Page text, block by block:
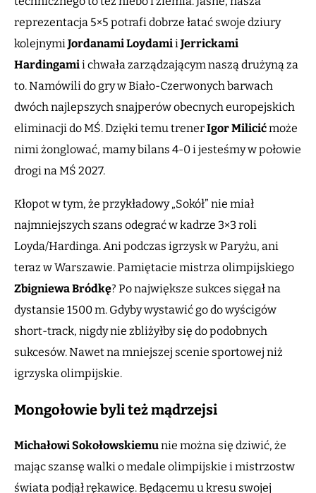
reprezentacja 5×5 potrafi dobrze łatać swoje dziury
kolejnymiJordanami LoydamiiJerrickami
Hardingamii chwała zarządzającym naszą drużyną za
to. Namówili do gry w Biało-Czerwonych barwach
dwóch najlepszych snajperów obecnych europejskich
eliminacji do MŚ. Dzięki temu trenerIgor Milicićmoże
nimi żonglować, mamy bilans 4-0 i jesteśmy w połowie
drogi na MŚ 2027.
Kłopot w tym, że przykładowy „Sokół” nie miał
najmniejszych szans odegrać w kadrze 3×3 roli
Loyda/Hardinga. Ani podczas igrzysk w Paryżu, ani
teraz w Warszawie. Pamiętacie mistrza olimpijskiego
Zbigniewa Bródkę? Po największe sukces sięgał na
dystansie 1500 m. Gdyby wystawić go do wyścigów
short-track, nigdy nie zbliżyłby się do podobnych
sukcesów. Nawet na mniejszej scenie sportowej niż
igrzyska olimpijskie.
Mongołowie byli też mądrzejsi
Michałowi Sokołowskiemunie można się dziwić, że
mając szansę walki o medale olimpijskie i mistrzostw
świata podjął rękawicę. Będącemu u kresu swojej